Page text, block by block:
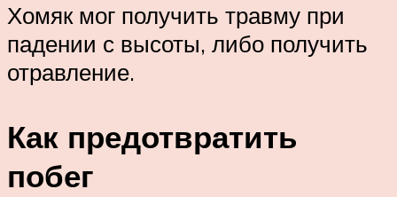
Хомяк мог получить травму при
падении с высоты, либо получить
отравление.
Как предотвратить
побег